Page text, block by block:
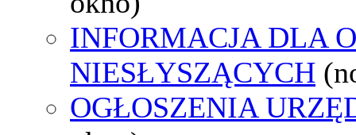
INFORMACJA DLA
NIESŁYSZĄCYCH
OGŁOSZENIA